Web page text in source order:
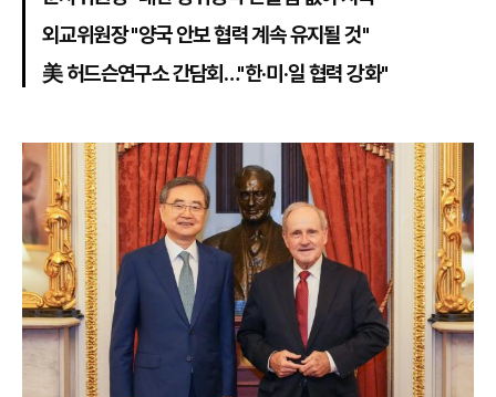
외교위원장 "양국 안보 협력 계속 유지될 것"
美 허드슨연구소 간담회…"한·미·일 협력 강화"